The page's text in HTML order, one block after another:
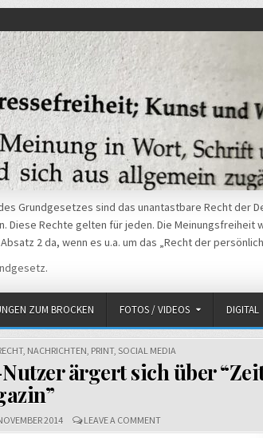
Grundgesetzes sind das unantastbare Recht der
Diese Rechte gelten für jeden. Die Meinungsfreiheit
2 da, wenn es u.a. um das „Recht der
.
ZUM BROCKEN FOTOS / VIDEOS DIGITAL
, NACHRICHTEN PRINT, SOCIAL MEDIA
ärgert sich über
2014 LEAVE A COMMENTON
KOPIERTER